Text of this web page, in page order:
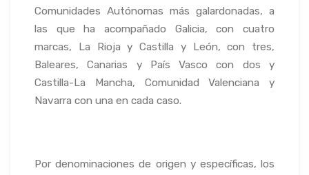
Comunidades Autónomas más galardonadas, a
las que ha acompañado Galicia, con cuatro
marcas, La Rioja y Castilla y León, con tres,
Baleares, Canarias y País Vasco con dos y
Castilla-La Mancha, Comunidad Valenciana y
Navarra con una en cada caso.
Por denominaciones de origen y específicas, los